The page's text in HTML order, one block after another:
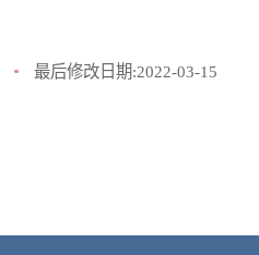
最后修改日期:2022-03-15